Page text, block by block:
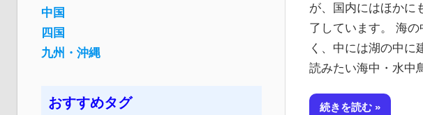
が、国内にはほかに
了しています。 海
く、中には湖の中に
読みたい海中・水中
続きを読む
中国
四国
九州・沖縄
おすすめタグ